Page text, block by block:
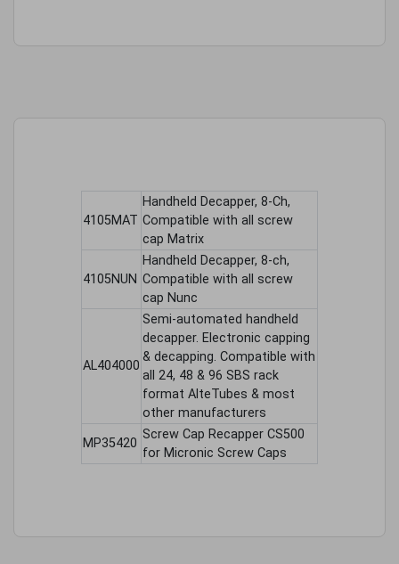
4105MAT
Handheld Decapper, 8-Ch,
Compatible with all screw
cap Matrix
4105NUN
Handheld Decapper, 8-ch,
Compatible with all screw
cap Nunc
AL404000
Semi-automated handheld
decapper. Electronic capping
& decapping. Compatible with
all 24, 48 & 96 SBS rack
format AlteTubes & most
other manufacturers
MP35420
Screw Cap Recapper CS500
for Micronic Screw Caps